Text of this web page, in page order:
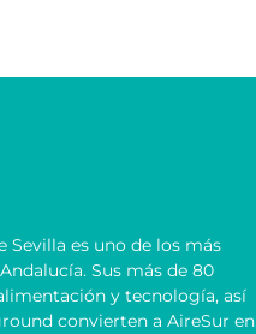
Sevilla es uno de los más
Sus más de 80
y tecnología, así
convierten a AireSur en